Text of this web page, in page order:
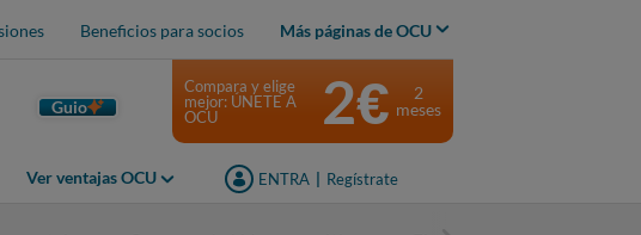
Beneficios para socios Más páginas de OCU
Guio
Ver ventajas OCU ENTRA Regístrate
Compara y elige
mejor: ÚNETE A
OCU
2€
2
meses